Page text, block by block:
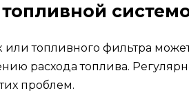
или топливного фильтра
расхода топлива.
проблем.